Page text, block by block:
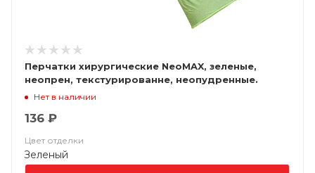
Перчатки хирургические NeoMAX, зеленые,
неопрен, текстурированне, неопудренные.
стерильные
Нет в наличии
136 ₽
Цвет отделки
Зеленый